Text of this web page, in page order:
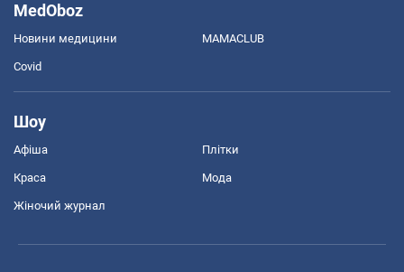
MedOboz
Новини медицини MAMACLUB
Covid
Шоу
Афіша Плітки
Краса Мода
Жіночий журнал